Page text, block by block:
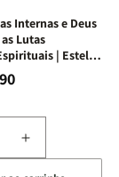
Internas e Deus
Lutas
| Estela
Aumentar
a